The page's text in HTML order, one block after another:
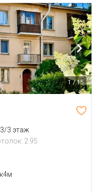
1 / 15
3/3 этаж
2.95